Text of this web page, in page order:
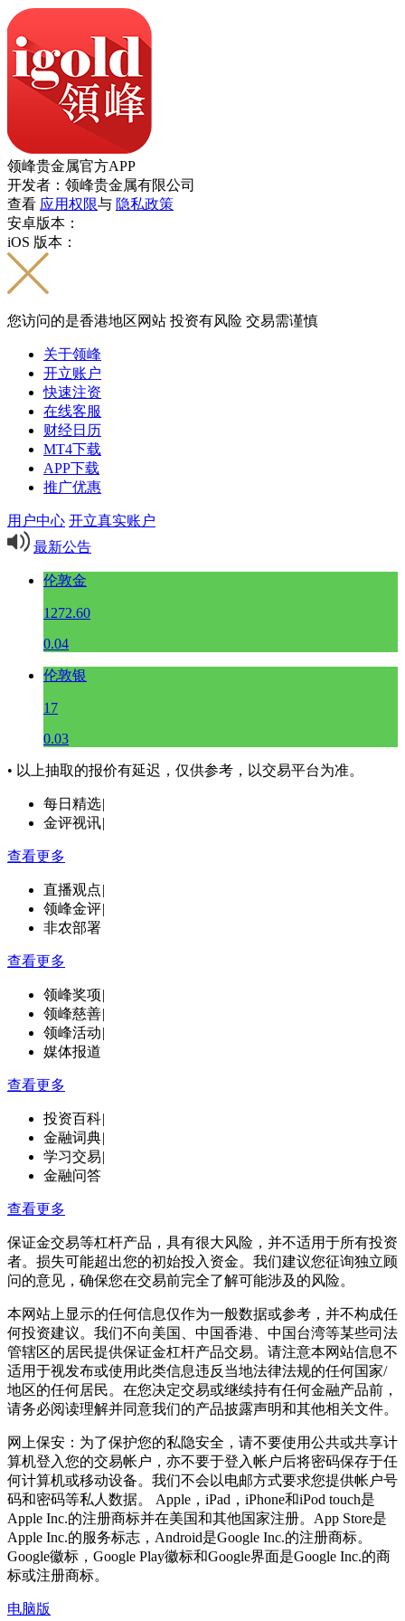
领峰贵金属官方APP
开发者：领峰贵金属有限公司
查看 应用权限与 隐私政策
安卓版本：
iOS 版本：
您访问的是香港地区网站 投资有风险 交易需谨慎
关于领峰
开立账户
快速注资
在线客服
财经日历
MT4下载
APP下载
推广优惠
用户中心 开立真实账户
最新公告
伦敦金
1272.60
0.04
伦敦银
17
0.03
• 以上抽取的报价有延迟，仅供参考，以交易平台为准。
每日精选|
金评视讯|
查看更多
直播观点|
领峰金评|
非农部署
查看更多
领峰奖项|
领峰慈善|
领峰活动|
媒体报道
查看更多
投资百科|
金融词典|
学习交易|
金融问答
查看更多
保证金交易等杠杆产品，具有很大风险，并不适用于所有投资
者。损失可能超出您的初始投入资金。我们建议您征询独立顾
问的意见，确保您在交易前完全了解可能涉及的风险。
本网站上显示的任何信息仅作为一般数据或参考，并不构成任
何投资建议。我们不向美国、中国香港、中国台湾等某些司法
管辖区的居民提供保证金杠杆产品交易。请注意本网站信息不
适用于视发布或使用此类信息违反当地法律法规的任何国家/
地区的任何居民。在您决定交易或继续持有任何金融产品前，
请务必阅读理解并同意我们的产品披露声明和其他相关文件。
网上保安：为了保护您的私隐安全，请不要使用公共或共享计
算机登入您的交易帐户，亦不要于登入帐户后将密码保存于任
何计算机或移动设备。我们不会以电邮方式要求您提供帐户号
码和密码等私人数据。 Apple，iPad，iPhone和iPod touch是
Apple Inc.的注册商标并在美国和其他国家注册。App Store是
Apple Inc.的服务标志，Android是Google Inc.的注册商标。
Google徽标，Google Play徽标和Google界面是Google Inc.的商
标或注册商标。
电脑版